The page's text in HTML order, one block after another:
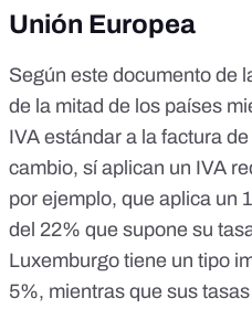
Unión Europea
Según este documento de
de la mitad de los países
IVA estándar a la factura
cambio, sí aplican un IVA
por ejemplo, que aplica un
del 22% que supone su
Luxemburgo tiene un tipo
5%, mientras que sus